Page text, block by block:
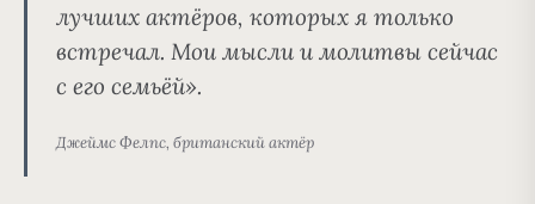
лучших актёров, которых я только
встречал. Мои мысли и молитвы сейчас
с его семьёй».
Джеймс Фелпс, британский актёр